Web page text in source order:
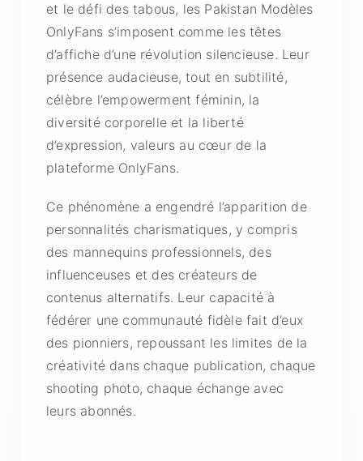
et le défi des tabous, les Pakistan Modèles
OnlyFans s’imposent comme les têtes
d’affiche d’une révolution silencieuse. Leur
présence audacieuse, tout en subtilité,
célèbre l’empowerment féminin, la
diversité corporelle et la liberté
d’expression, valeurs au cœur de la
plateforme OnlyFans.
Ce phénomène a engendré l’apparition de
personnalités charismatiques, y compris
des mannequins professionnels, des
influenceuses et des créateurs de
contenus alternatifs. Leur capacité à
fédérer une communauté fidèle fait d’eux
des pionniers, repoussant les limites de la
créativité dans chaque publication, chaque
shooting photo, chaque échange avec
leurs abonnés.